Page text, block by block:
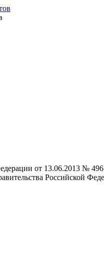
от 13.06.2013 № 496
Российской